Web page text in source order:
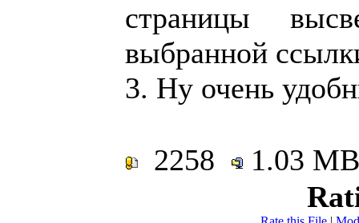
страницы
выбранной
3. Ну очень
2258
1.03